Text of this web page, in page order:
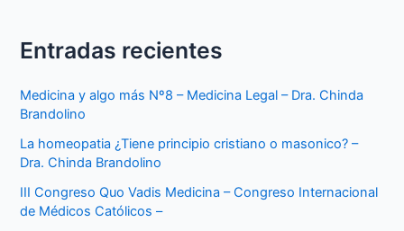
Entradas recientes
Medicina y algo más Nº8 – Medicina Legal – Dra. Chinda
Brandolino
La homeopatia ¿Tiene principio cristiano o masonico? –
Dra. Chinda Brandolino
III Congreso Quo Vadis Medicina – Congreso Internacional
de Médicos Católicos –